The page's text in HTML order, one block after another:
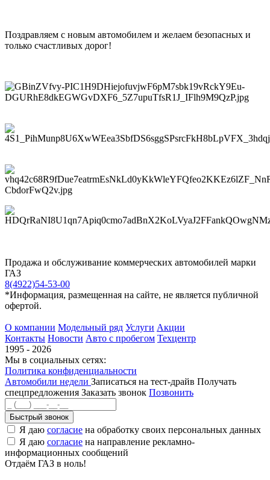
Поздравляем с новым автомобилем и желаем безопасных и
только счастливых дорог!
Продажа и обслуживание коммерческих автомобилей марки
ГАЗ
8(4922)54-53-00
*Информация, размещенная на сайте, не является публичной
офертой.
О компании Модельный ряд Услуги Акции
Контакты Новости Авто с пробегом Техцентр
1995 - 2026
Мы в социальных сетях:
Политика конфиденциальности
Автомобили недели Записаться на тест-драйв Получать
спецпредложения Заказать звонок Позвонить
Быстрый звонок
Я даю согласие на обработку своих персональных данных
Я даю согласие на направление рекламно-
информационных сообщений
Отдаём ГАЗ в ноль!